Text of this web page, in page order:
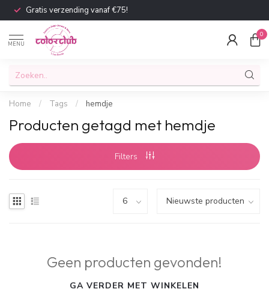
Gratis verzending vanaf €75!
MENU
0
Home / Tags / hemdje
Producten getagd met hemdje
Filters
Geen producten gevonden!
GA VERDER MET WINKELEN